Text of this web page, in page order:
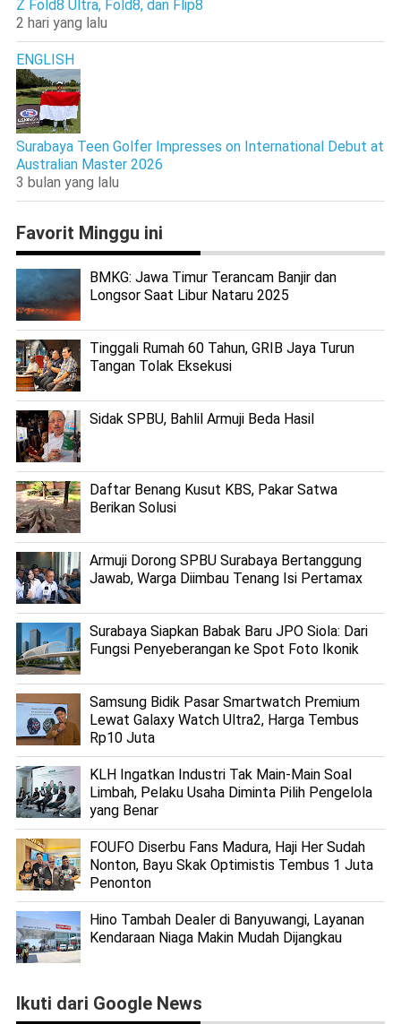
Z Fold8 Ultra, Fold8, dan Flip8
2 hari yang lalu
ENGLISH
Surabaya Teen Golfer Impresses on International Debut at
Australian Master 2026
3 bulan yang lalu
Favorit Minggu ini
BMKG: Jawa Timur Terancam Banjir dan
Longsor Saat Libur Nataru 2025
Tinggali Rumah 60 Tahun, GRIB Jaya Turun
Tangan Tolak Eksekusi
Sidak SPBU, Bahlil Armuji Beda Hasil
Daftar Benang Kusut KBS, Pakar Satwa
Berikan Solusi
Armuji Dorong SPBU Surabaya Bertanggung
Jawab, Warga Diimbau Tenang Isi Pertamax
Surabaya Siapkan Babak Baru JPO Siola: Dari
Fungsi Penyeberangan ke Spot Foto Ikonik
Samsung Bidik Pasar Smartwatch Premium
Lewat Galaxy Watch Ultra2, Harga Tembus
Rp10 Juta
KLH Ingatkan Industri Tak Main-Main Soal
Limbah, Pelaku Usaha Diminta Pilih Pengelola
yang Benar
FOUFO Diserbu Fans Madura, Haji Her Sudah
Nonton, Bayu Skak Optimistis Tembus 1 Juta
Penonton
Hino Tambah Dealer di Banyuwangi, Layanan
Kendaraan Niaga Makin Mudah Dijangkau
Ikuti dari Google News